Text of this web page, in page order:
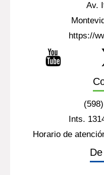
Av.
https://
Ints.
Horario de